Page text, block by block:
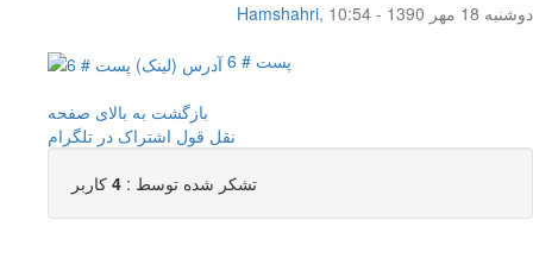
Hamshahri,
دوشنبه 18 مهر 1390 - 10:54
پست # 6
بازگشت به بالای صفحه
نقل قول اشتراک در تلگرام
تشکر شده توسط : 4 کاربر